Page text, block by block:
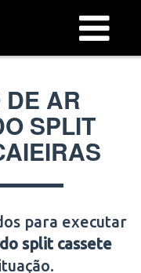
Menu
AR
SPLIT
para executar
split cassete